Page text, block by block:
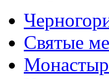
Святые